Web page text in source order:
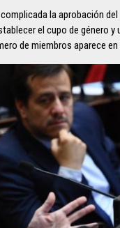
la aprobación
el cupo de género
de miembros aparece